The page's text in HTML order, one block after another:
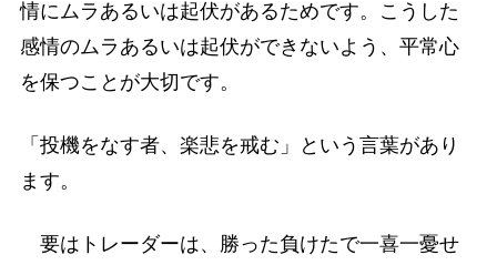
情にムラあるいは起伏があるためです。こうした
感情のムラあるいは起伏ができないよう、平常心
を保つことが大切です。
「投機をなす者、楽悲を戒む」という言葉があり
ます。
要はトレーダーは、勝った負けたで一喜一憂せ